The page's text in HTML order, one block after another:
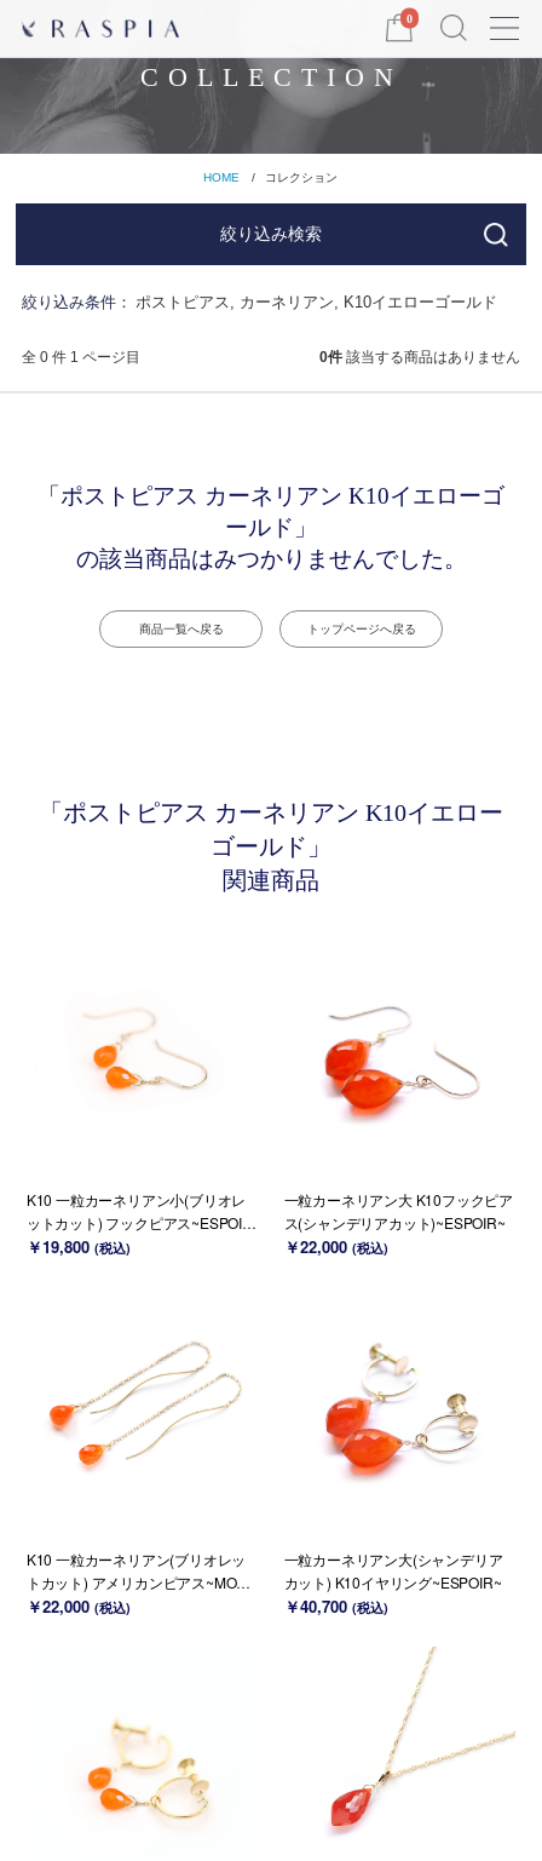
Menu
0
COLLECTION
HOME コレクション
絞り込み検索
絞り込み条件： ポストピアス, カーネリアン, K10イエローゴールド
全 0 件 1 ページ目 0件 該当する商品はありません
「ポストピアス カーネリアン K10イエローゴ
ールド」
の該当商品はみつかりませんでした。
商品一覧へ戻る トップページへ戻る
「ポストピアス カーネリアン K10イエロー
ゴールド」
関連商品
K10 一粒カーネリアン小(ブリオレ
ットカット) フックピアス~ESPOIR
~￥19,800 (税込)
一粒カーネリアン大 K10フックピア
ス(シャンデリアカット)~ESPOIR~
￥22,000 (税込)
K10 一粒カーネリアン(ブリオレッ
トカット) アメリカンピアス~MONT
BRETIA~
￥22,000 (税込)
一粒カーネリアン大(シャンデリア
カット) K10イヤリング~ESPOIR~
￥40,700 (税込)